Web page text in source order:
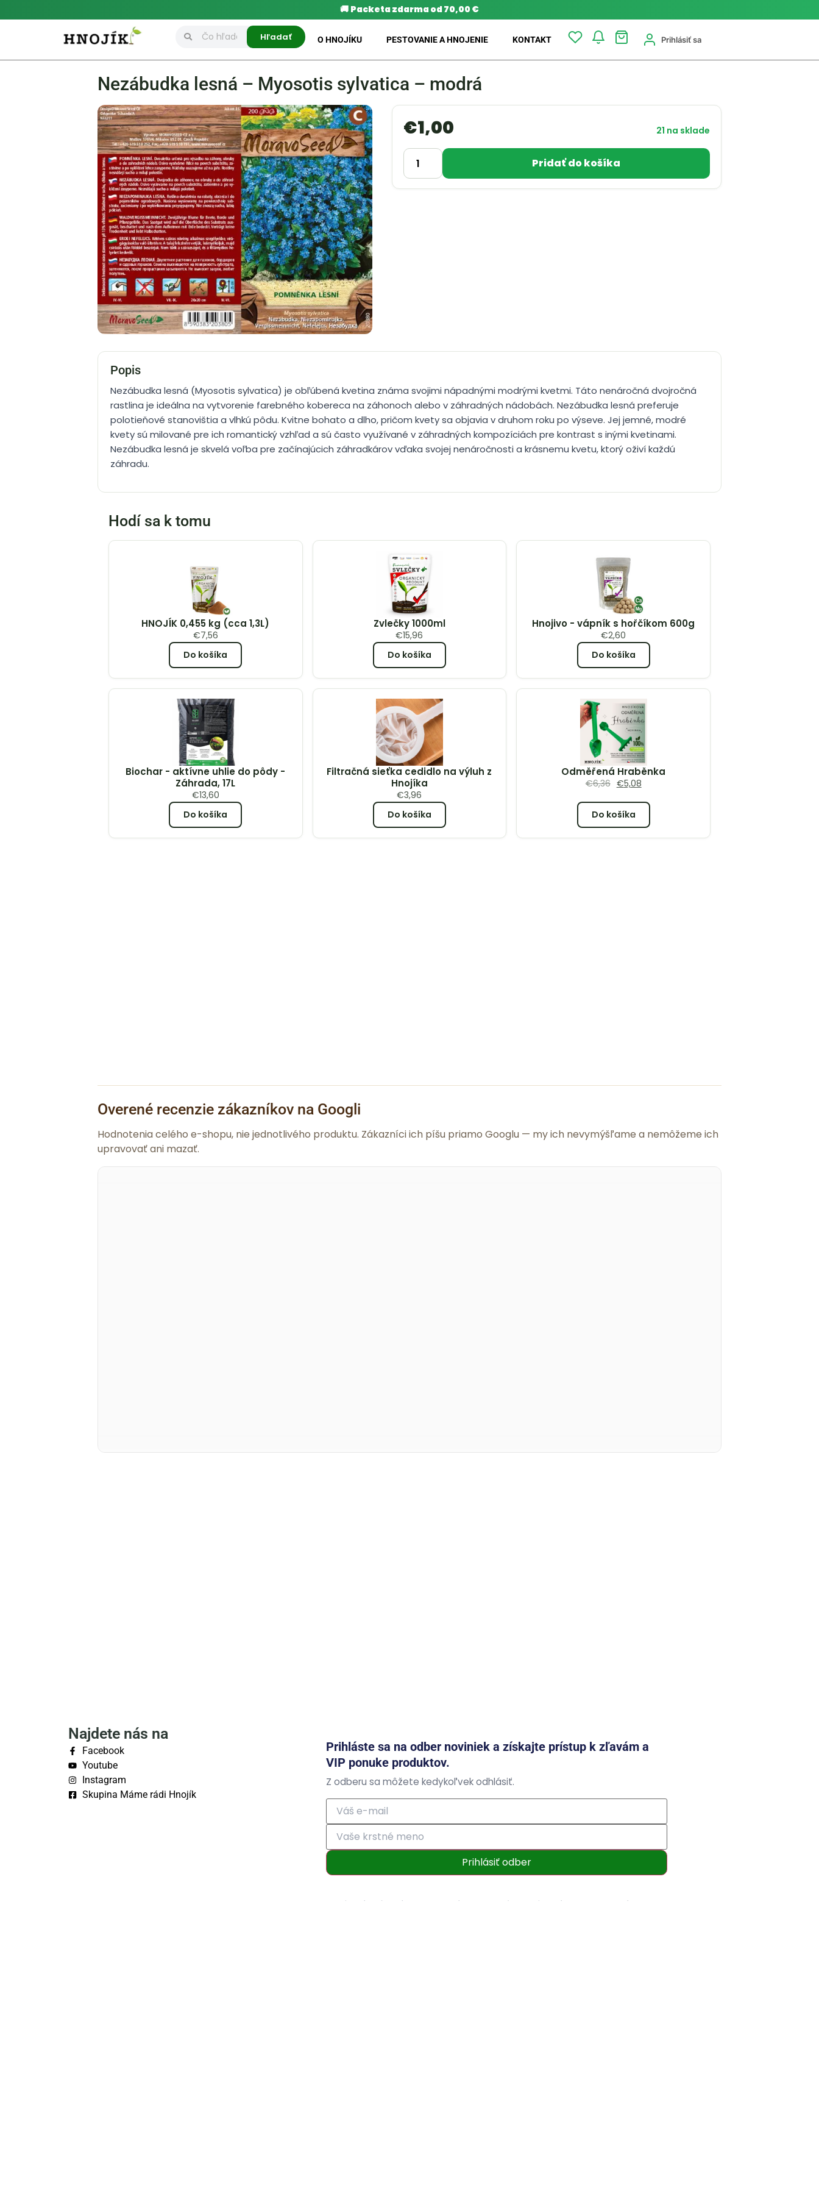
🚚 Packeta zdarma od 70,00 €
Hľadať O HNOJÍKU PESTOVANIE A HNOJENIE KONTAKT Prihlásiť sa
Nezábudka lesná – Myosotis sylvatica – modrá
€1,00 21 na sklade
Pridať do košíka
Popis
Nezábudka lesná (Myosotis sylvatica) je obľúbená kvetina známa svojimi nápadnými modrými kvetmi. Táto nenáročná dvojročná
rastlina je ideálna na vytvorenie farebného kobereca na záhonoch alebo v záhradných nádobách. Nezábudka lesná preferuje
polotieňové stanovištia a vlhkú pôdu. Kvitne bohato a dlho, pričom kvety sa objavia v druhom roku po výseve. Jej jemné, modré
kvety sú milované pre ich romantický vzhľad a sú často využívané v záhradných kompozíciách pre kontrast s inými kvetinami.
Nezábudka lesná je skvelá voľba pre začínajúcich záhradkárov vďaka svojej nenáročnosti a krásnemu kvetu, ktorý oživí každú
záhradu.
Hodí sa k tomu
HNOJÍK 0,455 kg (cca 1,3L)
€7,56
Do košíka
Zvlečky 1000ml
€15,96
Do košíka
Hnojivo - vápník s hořčíkom 600g
€2,60
Do košíka
Biochar - aktívne uhlie do pôdy -
Záhrada, 17L
€13,60
Do košíka
Filtračná sieťka cedidlo na výluh z
Hnojíka
€3,96
Do košíka
Odměřená Hraběnka
€6,36 €5,08
Do košíka
Overené recenzie zákazníkov na Googli
Hodnotenia celého e-shopu, nie jednotlivého produktu. Zákazníci ich píšu priamo Googlu — my ich nevymýšľame a nemôžeme ich
upravovať ani mazať.
Najdete nás na
Facebook
Youtube
Instagram
Skupina Máme rádi Hnojík
Prihláste sa na odber noviniek a získajte prístup k zľavám a
VIP ponuke produktov.
Z odberu sa môžete kedykoľvek odhlásiť.
Prihlásiť odber
Prihlásením súhlasíte so zasielaním obchodných oznámení a so spracovaním